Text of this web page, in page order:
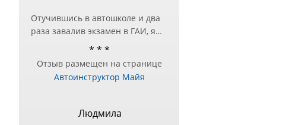
Нашел подход в подаче
информации и разъяснил все
ошибки, с которыми до этого
было трудно справиться!
Премного благодарна
Отучившись в автошколе и два
раза завалив экзамен в ГАИ, я
поняла, что нужно другое
Сестра посоветовала Майю в
качестве инструктора, чтобы
маршрут и упражнения.
Уже после первого занятия, я
* * *
Отзыв размещен на странице
Автоинструктор Майя
Людмила